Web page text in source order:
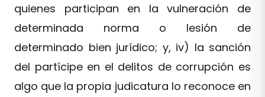
quienes participan en la vulneración de
determinada norma o lesión de
determinado bien jurídico; y, iv) la sanción
del partícipe en el delitos de corrupción es
algo que la propia judicatura lo reconoce en